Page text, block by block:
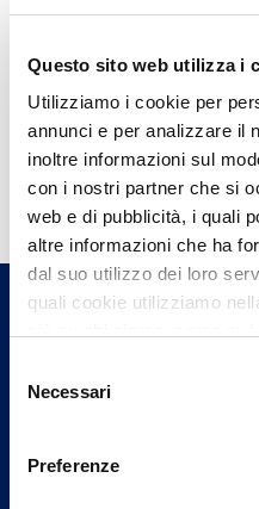
Questo sito web utilizza i
Utilizziamo i cookie per
annunci e per analizzare il
inoltre informazioni sul
con i nostri partner che si
web e di pubblicità, i quali
altre informazioni che ha
dal suo utilizzo dei loro
quali cookie utilizziamo
può trovare nel footer del
delNecessari
Preferenze
Hai bisogno
Trova l'Agenzia più
un nostro Agente.